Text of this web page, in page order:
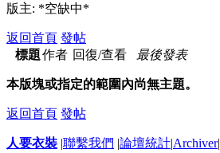
版主: *空缺中*
返回首頁 發帖
標題作者 回復/查看 最後發表
本版塊或指定的範圍內尚無主題。
返回首頁 發帖
人要衣裝 |聯繫我們 |論壇統計|Archiver|